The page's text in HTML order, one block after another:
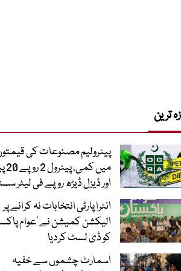
ترین
پیٹرولیم مصنوعات کی
میں
اور ڈیزل ڈیڑھ روپے فی لیٹر
انٹرا پارٹی انتخابات نہ کرانے پر
الیکشن کمیشن نے ’عوام
کو ڈی لسٹ کردیا
اسمارٹ چشموں سے خفیہ